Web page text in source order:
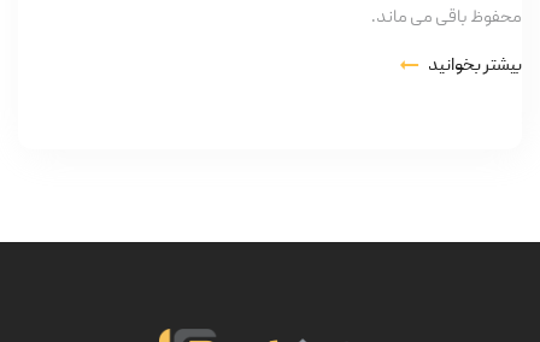
محفوظ باقی می ماند.
بیشتر بخوانید